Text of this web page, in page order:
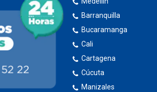
Barranquilla
Bucaramanga
Cali
Cartagena
Cúcuta
Manizales